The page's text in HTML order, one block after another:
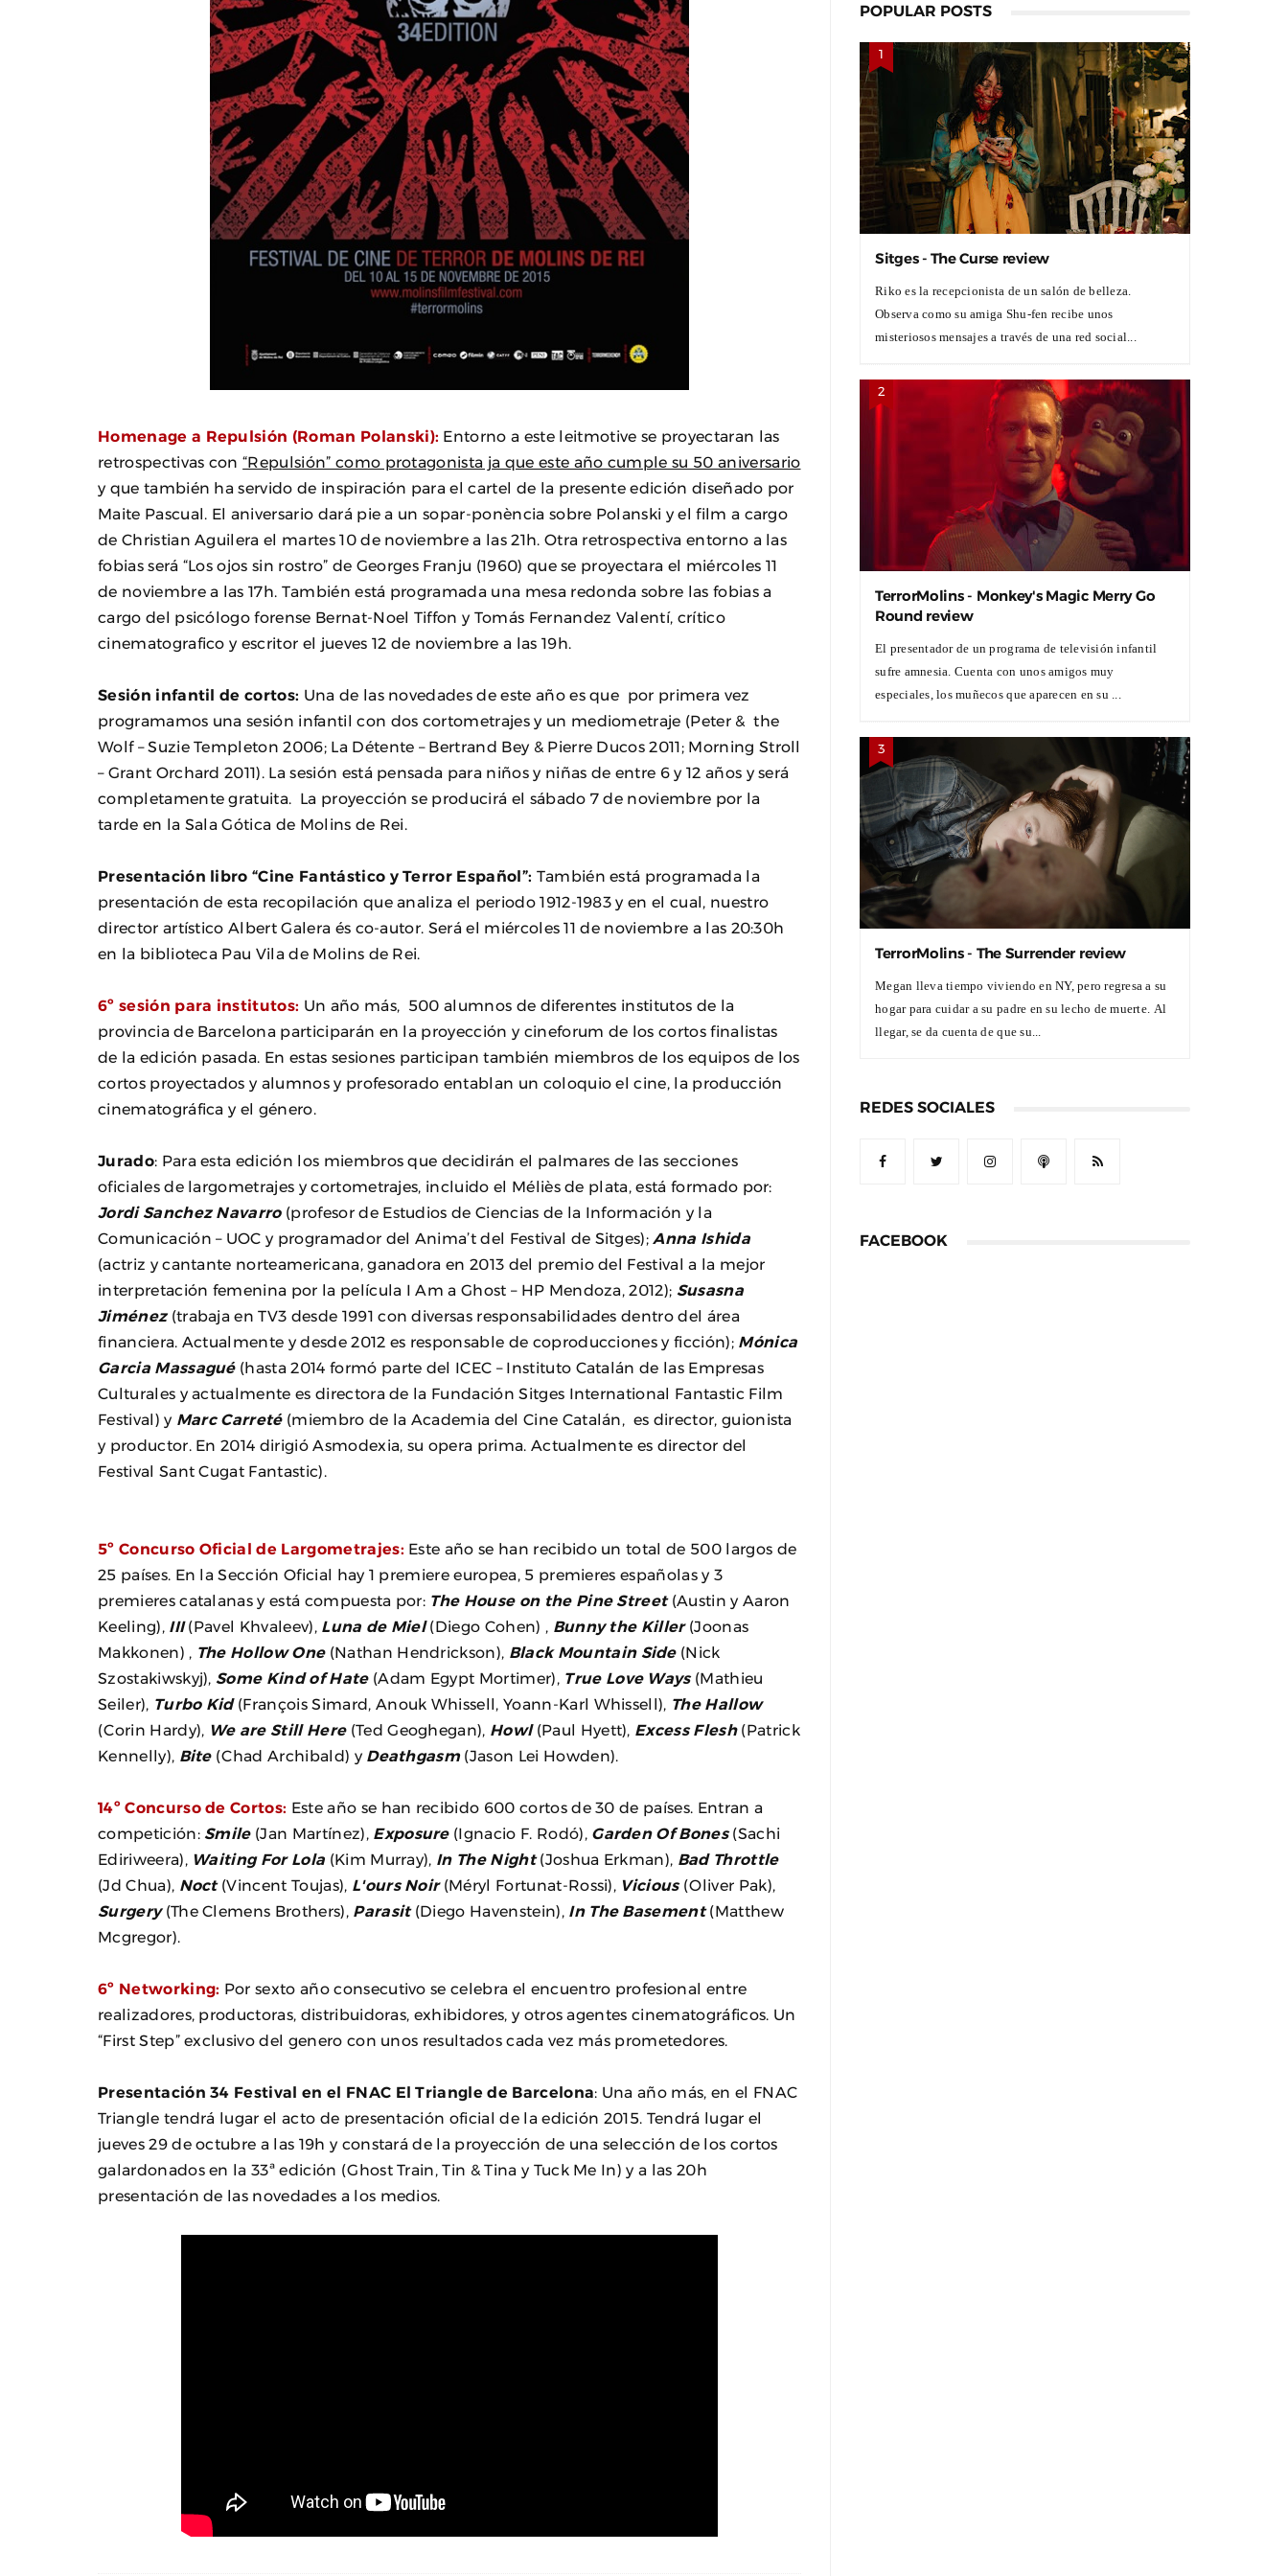
Homenage a Repulsión (Roman Polanski): Entorno a este leitmotive se proyectaran las
retrospectivas con“Repulsión” como protagonista ja que este año cumple su 50 aniversario
y que también ha servido de inspiración para el cartel de la presente edición diseñado por
Maite Pascual. El aniversario dará pie a un sopar-ponència sobre Polanski y el film a cargo
de Christian Aguilera el martes 10 de noviembre a las 21h. Otra retrospectiva entorno a las
fobias será “Los ojos sin rostro” de Georges Franju (1960) que se proyectara el miércoles 11
de noviembre a las 17h. También está programada una mesa redonda sobre las fobias a
cargo del psicólogo forense Bernat-Noel Tiffon y Tomás Fernandez Valentí, crítico
cinematografico y escritor el jueves 12 de noviembre a las 19h.
Sesión infantil de cortos: Una de las novedades de este año es que por primera vez
programamos una sesión infantil con dos cortometrajes y un mediometraje (Peter & the
Wolf – Suzie Templeton 2006; La Détente – Bertrand Bey & Pierre Ducos 2011; Morning Stroll
– Grant Orchard 2011). La sesión está pensada para niños y niñas de entre 6 y 12 años y será
completamente gratuita. La proyección se producirá el sábado 7 de noviembre por la
tarde en la Sala Gótica de Molins de Rei.
Presentación libro “Cine Fantástico y Terror Español”: También está programada la
presentación de esta recopilación que analiza el periodo 1912-1983 y en el cual, nuestro
director artístico Albert Galera és co-autor. Será el miércoles 11 de noviembre a las 20:30h
en la biblioteca Pau Vila de Molins de Rei.
6º sesión para institutos: Un año más, 500 alumnos de diferentes institutos de la
provincia de Barcelona participarán en la proyección y cineforum de los cortos finalistas
de la edición pasada. En estas sesiones participan también miembros de los equipos de los
cortos proyectados y alumnos y profesorado entablan un coloquio el cine, la producción
cinematográfica y el género.
Jurado: Para esta edición los miembros que decidirán el palmares de las secciones
oficiales de largometrajes y cortometrajes, incluido el Méliès de plata, está formado por:
Jordi Sanchez Navarro(profesor de Estudios de Ciencias de la Información y la
Comunicación – UOC y programador del Anima’t del Festival de Sitges); Anna Ishida
(actriz y cantante norteamericana, ganadora en 2013 del premio del Festival a la mejor
interpretación femenina por la película I Am a Ghost – HP Mendoza, 2012); Susasna
Jiménez(trabaja en TV3 desde 1991 con diversas responsabilidades dentro del área
financiera. Actualmente y desde 2012 es responsable de coproducciones y ficción); Mónica
Garcia Massagué(hasta 2014 formó parte del ICEC – Instituto Catalán de las Empresas
Culturales y actualmente es directora de la Fundación Sitges International Fantastic Film
Festival) y Marc Carreté(miembro de la Academia del Cine Catalán, es director, guionista
y productor. En 2014 dirigió Asmodexia, su opera prima. Actualmente es director del
Festival Sant Cugat Fantastic).
5º Concurso Oficial de Largometrajes: Este año se han recibido un total de 500 largos de
25 países. En la Sección Oficial hay 1 premiere europea, 5 premieres españolas y 3
premieres catalanas y está compuesta por: The House on the Pine Street(Austin y Aaron
Keeling), III(Pavel Khvaleev), Luna de Miel(Diego Cohen) , Bunny the Killer(Joonas
Makkonen) , The Hollow One(Nathan Hendrickson), Black Mountain Side(Nick
Szostakiwskyj), Some Kind of Hate(Adam Egypt Mortimer), True Love Ways(Mathieu
Seiler), Turbo Kid(François Simard, Anouk Whissell, Yoann-Karl Whissell), The Hallow
(Corin Hardy), We are Still Here(Ted Geoghegan), Howl(Paul Hyett), Excess Flesh(Patrick
Kennelly), Bite(Chad Archibald) y Deathgasm(Jason Lei Howden).
14º Concurso de Cortos: Este año se han recibido 600 cortos de 30 de países. Entran a
competición: Smile(Jan Martínez), Exposure(Ignacio F. Rodó), Garden Of Bones(Sachi
Ediriweera), Waiting For Lola (Kim Murray), In The Night(Joshua Erkman), Bad Throttle
(Jd Chua), Noct(Vincent Toujas), L'ours Noir(Méryl Fortunat-Rossi), Vicious(Oliver Pak),
Surgery(The Clemens Brothers), Parasit(Diego Havenstein), In The Basement(Matthew
Mcgregor).
6º Networking: Por sexto año consecutivo se celebra el encuentro profesional entre
realizadores, productoras, distribuidoras, exhibidores, y otros agentes cinematográficos. Un
“First Step” exclusivo del genero con unos resultados cada vez más prometedores.
Presentación 34 Festival en el FNAC El Triangle de Barcelona: Una año más, en el FNAC
Triangle tendrá lugar el acto de presentación oficial de la edición 2015. Tendrá lugar el
jueves 29 de octubre a las 19h y constará de la proyección de una selección de los cortos
galardonados en la 33ª edición (Ghost Train, Tin & Tina y Tuck Me In) y a las 20h
presentación de las novedades a los medios.
POPULAR POSTS
Sitges - The Curse review
Riko es la recepcionista de un salón de belleza.
Observa como su amiga Shu-fen recibe unos
misteriosos mensajes a través de una red social...
TerrorMolins - Monkey's Magic Merry Go
Round review
El presentador de un programa de televisión infantil
sufre amnesia. Cuenta con unos amigos muy
especiales, los muñecos que aparecen en su ...
TerrorMolins - The Surrender review
Megan lleva tiempo viviendo en NY, pero regresa a su
hogar para cuidar a su padre en su lecho de muerte. Al
llegar, se da cuenta de que su...
REDES SOCIALES
FACEBOOK